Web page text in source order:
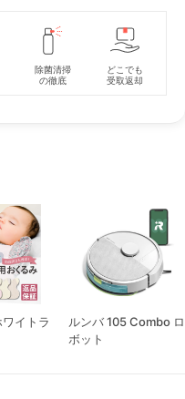
除菌清掃
の徹底
どこでも
受取返却
イトラ
ルンバ 105 Combo ロ
ボット